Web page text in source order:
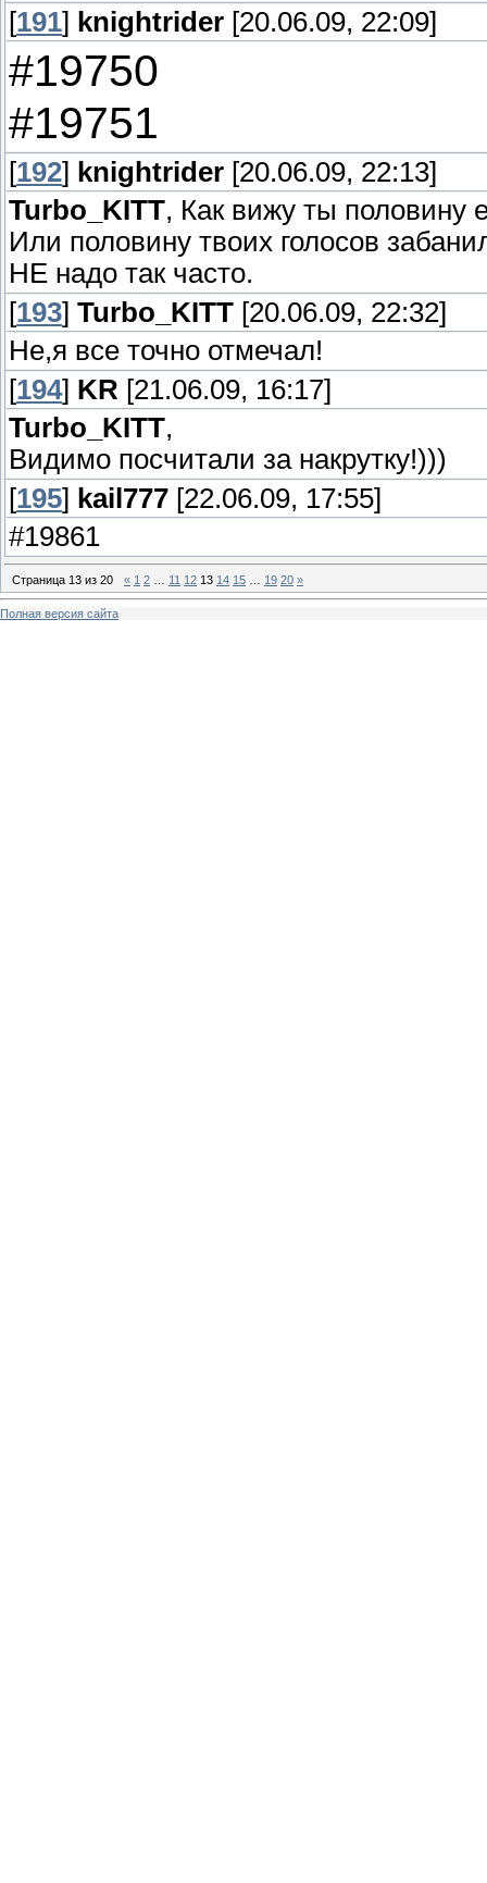
[191] knightrider [20.06.09, 22:09]
#19750
#19751
[192] knightrider [20.06.09, 22:13]
Turbo_KITT, Как вижу ты половину
Или половину твоих голосов
НЕ надо так часто.
[193] Turbo_KITT [20.06.09, 22:32]
Не,я все точно отмечал!
[194] KR [21.06.09, 16:17]
Turbo_KITT,
Видимо посчитали за накрутку!)))
[195] kail777 [22.06.09, 17:55]
#19861
Страница 13 из 20 « 1 2 11 12 13 14 15 19 20 »
Полная версия сайта